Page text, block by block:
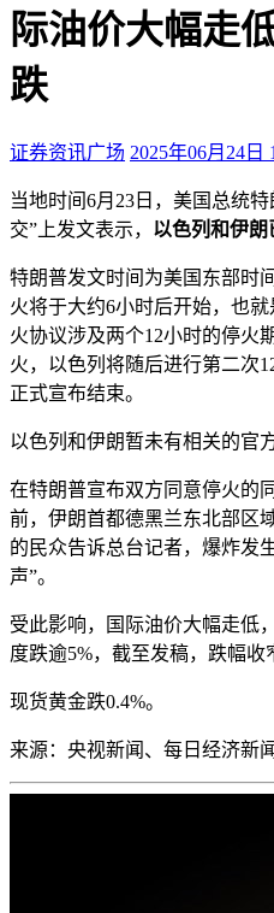
际油价大幅走
跌
证券资讯广场 2025年06月24日
当地时间6月23日， 美国总统特
交”上发文表示， 以色列和伊
特朗普发文时间为美国东部时
火将于大约6小时后开始，也
火协议涉及两个12小时的停火
火，以色列将随后进行第二次
正式宣布结束。
以色列和伊朗暂未有相关的官
在特朗普宣布双方同意停火的
前，伊朗首都德黑兰东北部区
的民众告诉总台记者，爆炸发
声”。
受此影响，国际油价大幅走低，
度跌逾5%，截至发稿，跌幅收
现货黄金跌0.4%。
来源： 央视新闻、每日经济新